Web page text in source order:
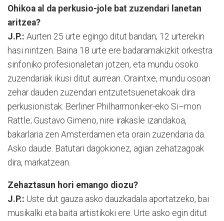
Ohikoa al da perkusio-jole bat zuzendari lanetan
aritzea?
J.P.: Aurten 25 urte egingo ditut bandan; 12 urterekin
hasi nintzen. Baina 18 urte ere badaramakizkit orkestra
sinfoniko profesionaletan jotzen, eta mundu osoko
zuzendariak ikusi ditut aurrean. Orain­txe, mundu osoan
zehar dauden zu­zen­dari entzutetsuenetakoak dira
perkusio­nis­tak: Berliner Philharmoniker-eko Si–mon
Rattle; Gustavo Gimeno, nire ira­kas­le izandakoa,
bakarlaria zen Amster­da­men eta orain zuzendaria da.
Asko dau­de. Batutari dagokionez, agian zehatza­go­ak
dira, markatzean.
Zehaztasun hori emango diozu?
J.P.: Uste dut gauza as­ko dauzkadala apor­tatzeko, bai
mu­si­kal­ki eta baita ar­tis­tikoki ere. Urte asko egin ditut